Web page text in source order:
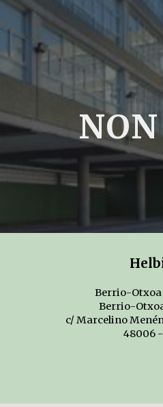
Skip to main content
Berrio-
Berrio-
c/ Marcelino
48006